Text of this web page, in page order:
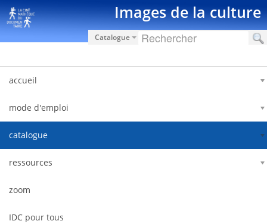
Hyppää sisältöön Images de la culture
Catalogue
accueil
mode d'emploi
catalogue
ressources
zoom
IDC pour tous